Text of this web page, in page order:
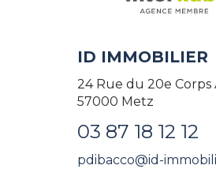
ID IMMOBILIER
24 Rue du 20e Corps
57000 Metz
03 87 18 12 12
pdibacco@id-